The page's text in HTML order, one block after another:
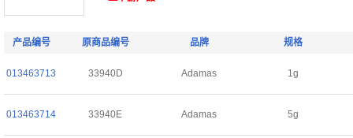
产品编号 原商品编号 品牌 规格
013463713 33940D Adamas 1g
013463714 33940E Adamas 5g